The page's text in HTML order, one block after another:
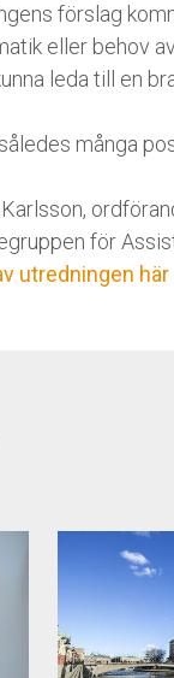
förslag
eller behov
leda till en
många
för
utredningen här